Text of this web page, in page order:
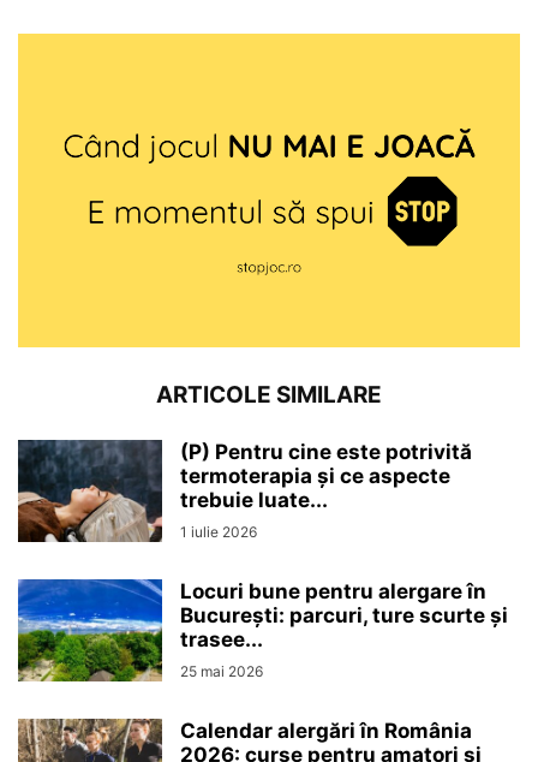
ARTICOLE SIMILARE
(P) Pentru cine este potrivită
termoterapia și ce aspecte
trebuie luate...
1 iulie 2026
Locuri bune pentru alergare în
București: parcuri, ture scurte și
trasee...
25 mai 2026
Calendar alergări în România
2026: curse pentru amatori și